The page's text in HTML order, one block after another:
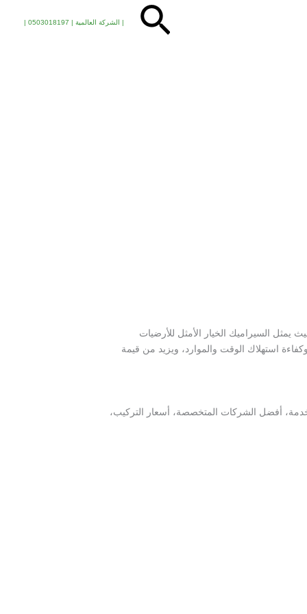
| الشركة العالمية | 0503018197 |
السيراميك الخيار الأمثل للأرضيات
استهلاك الوقت والموارد، ويزيد من قيمة
أفضل الشركات المتخصصة، أسعار التركيب،